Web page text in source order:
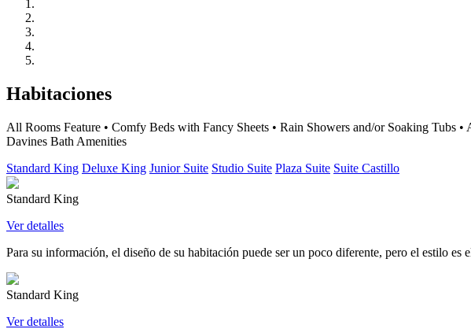
Habitaciones
All Rooms Feature • Comfy Beds with Fancy Sheets • Rain Showers and/or Soaking Tubs
Davines Bath Amenities
Standard King Deluxe King Junior Suite Studio Suite Plaza Suite Suite Castillo
Standard King
Ver detalles
Para su información, el diseño de su habitación puede ser un poco diferente, pero el estilo es
Standard King
Ver detalles